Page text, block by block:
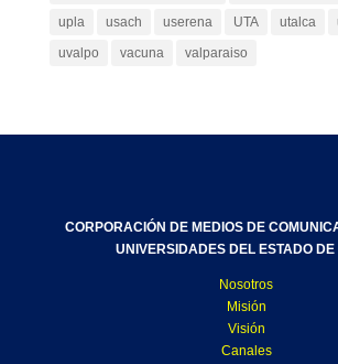
upla
usach userena UTA utalca
uvalpo
vacuna valparaiso
CORPORACIÓN DE MEDIOS DE
UNIVERSIDADES DEL ESTADO DE
Nosotros
Misión
Visión
Canales